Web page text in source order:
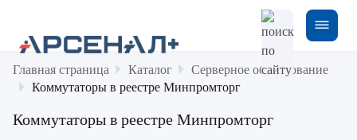
Главная страница Каталог
Серверное оборудование
Коммутаторы в реестре Минпромторг
Коммутаторы в реестре Минпромторг